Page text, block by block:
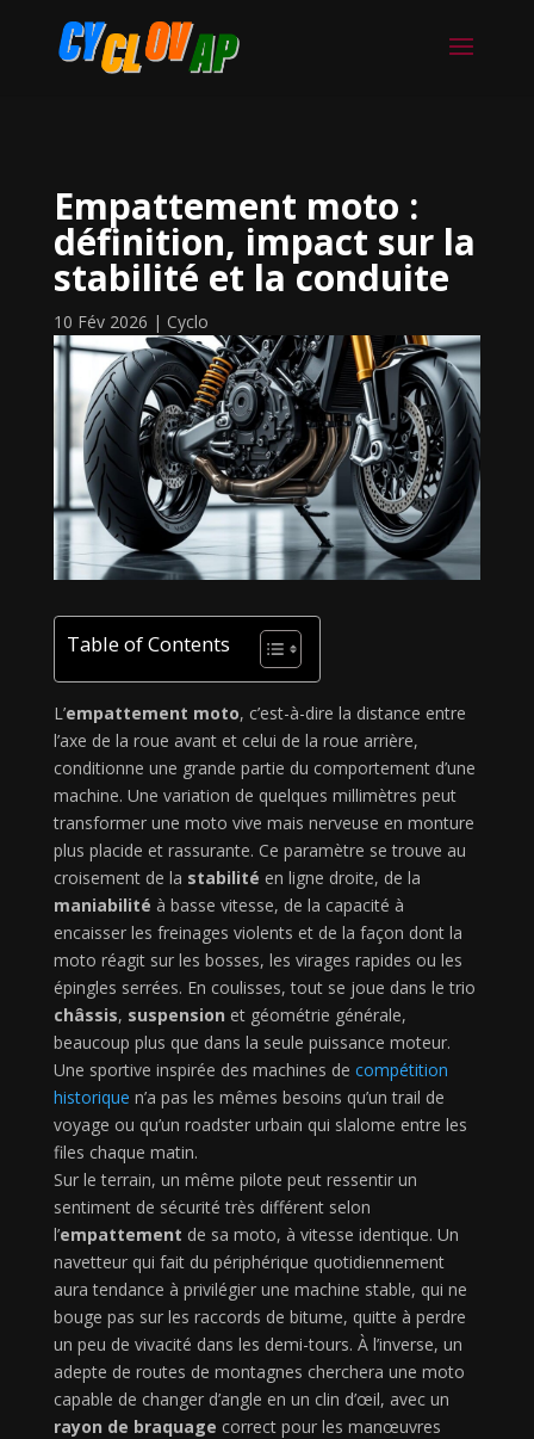
Empattement moto :
définition, impact sur la
stabilité et la conduite
10 Fév 2026 | Cyclo
Table of Contents
L’empattement moto, c’est-à-dire la distance entre
l’axe de la roue avant et celui de la roue arrière,
conditionne une grande partie du comportement d’une
machine. Une variation de quelques millimètres peut
transformer une moto vive mais nerveuse en monture
plus placide et rassurante. Ce paramètre se trouve au
croisement de la stabilité en ligne droite, de la
maniabilité à basse vitesse, de la capacité à
encaisser les freinages violents et de la façon dont la
moto réagit sur les bosses, les virages rapides ou les
épingles serrées. En coulisses, tout se joue dans le trio
châssis, suspension et géométrie générale,
beaucoup plus que dans la seule puissance moteur.
Une sportive inspirée des machines de compétition
historique n’a pas les mêmes besoins qu’un trail de
voyage ou qu’un roadster urbain qui slalome entre les
files chaque matin.
Sur le terrain, un même pilote peut ressentir un
sentiment de sécurité très différent selon
l’empattement de sa moto, à vitesse identique. Un
navetteur qui fait du périphérique quotidiennement
aura tendance à privilégier une machine stable, qui ne
bouge pas sur les raccords de bitume, quitte à perdre
un peu de vivacité dans les demi-tours. À l’inverse, un
adepte de routes de montagnes cherchera une moto
capable de changer d’angle en un clin d’œil, avec un
rayon de braquage correct pour les manœuvres